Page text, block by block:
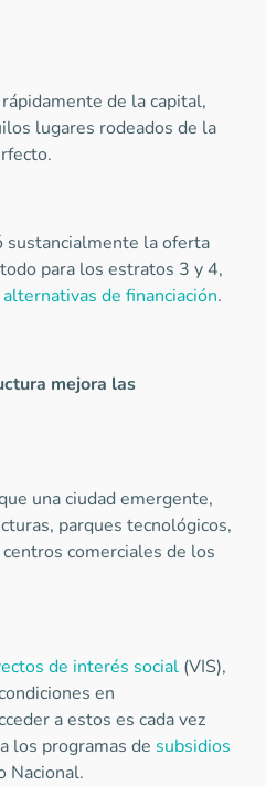
de la capital,
lugares rodeados de la
sustancialmente la oferta
para los estratos 3 y 4,
alternativas de financiación.
mejora las
una ciudad emergente,
parques tecnológicos,
comerciales de los
de interés social (VIS),
en
a estos es cada vez
los programas de subsidios
Nacional.